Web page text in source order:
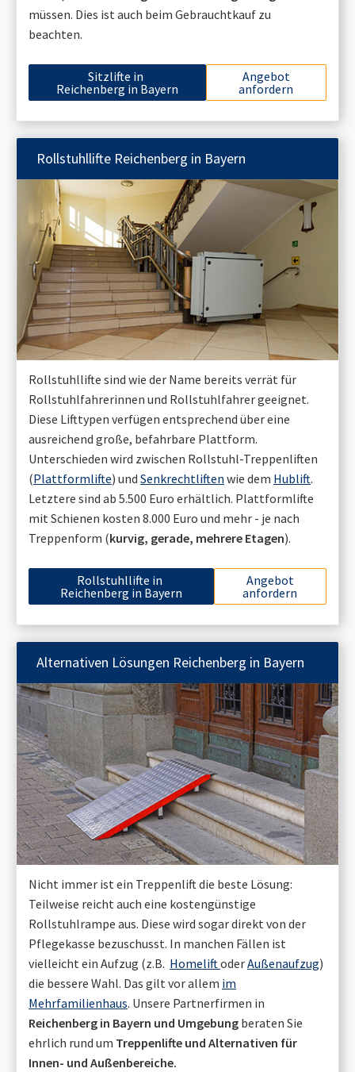
müssen. Dies ist auch beim Gebrauchtkauf zu
beachten.
Sitzlifte in
Reichenberg in Bayern
Angebot
anfordern
Rollstuhllifte Reichenberg in Bayern
Rollstuhllifte sind wie der Name bereits verrät für
Rollstuhlfahrerinnen und Rollstuhlfahrer geeignet.
Diese Lifttypen verfügen entsprechend über eine
ausreichend große, befahrbare Plattform.
Unterschieden wird zwischen Rollstuhl-Treppenliften
(Plattformlifte) und Senkrechtliften wie dem Hublift.
Letztere sind ab 5.500 Euro erhältlich. Plattformlifte
mit Schienen kosten 8.000 Euro und mehr - je nach
Treppenform (kurvig, gerade, mehrere Etagen).
Rollstuhllifte in
Reichenberg in Bayern
Angebot
anfordern
Alternativen Lösungen Reichenberg in Bayern
Nicht immer ist ein Treppenlift die beste Lösung:
Teilweise reicht auch eine kostengünstige
Rollstuhlrampe aus. Diese wird sogar direkt von der
Pflegekasse bezuschusst. In manchen Fällen ist
vielleicht ein Aufzug (z.B. HomeliftoderAußenaufzug)
die bessere Wahl. Das gilt vor allem im
Mehrfamilienhaus. Unsere Partnerfirmen in
Reichenberg in Bayern und Umgebung beraten Sie
ehrlich rund um Treppenlifte und Alternativen für
Innen- und Außenbereiche.